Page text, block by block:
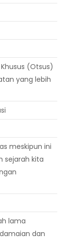
(Otsus)
yang lebih
meskipun ini
sejarah kita
lama
dan